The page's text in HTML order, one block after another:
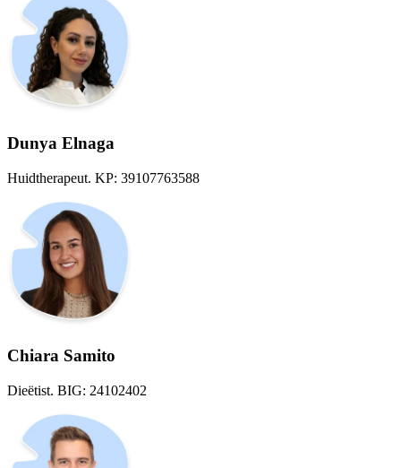
Dunya Elnaga
Huidtherapeut. KP: 39107763588
Chiara Samito
Dieëtist. BIG: 24102402